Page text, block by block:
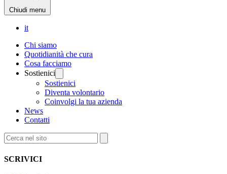
Chiudi menu
it
Chi siamo
Quotidianità che cura
Cosa facciamo
Sostienici
Sostienici
Diventa volontario
Coinvolgi la tua azienda
News
Contatti
SCRIVICI